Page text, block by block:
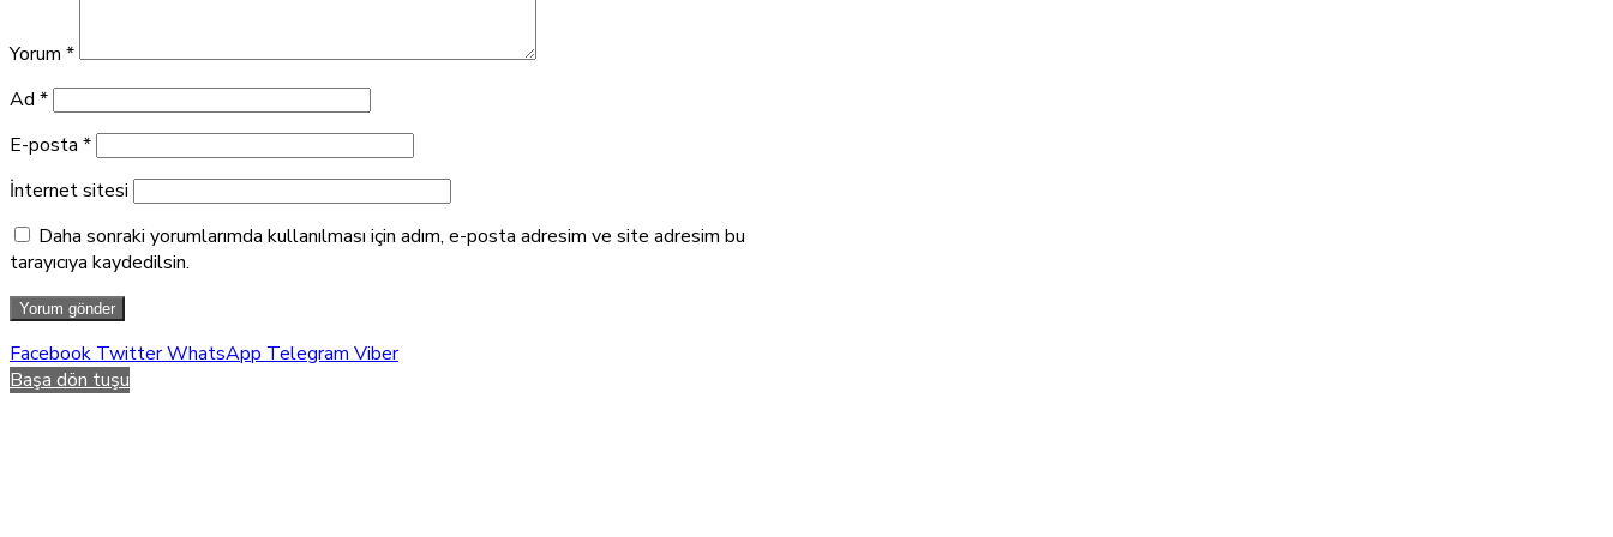
Yorum *
Ad *
E-posta *
İnternet sitesi
Daha sonraki yorumlarımda kullanılması için adım, e-posta adresim ve site adresim bu
tarayıcıya kaydedilsin.
Facebook TwitterWhatsApp Telegram Viber
Başa dön tuşu